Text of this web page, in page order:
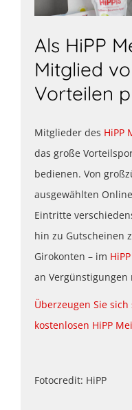
Als HiPP
Mitglied
Vorteilen
Mitglieder des HiPP
das große
bedienen. Von
ausgewählten
Eintritte
hin zu Gutscheinen
Girokonten – im
an Vergünstigungen
Überzeugen Sie
kostenlosen HiPP
Fotocredit: HiPP